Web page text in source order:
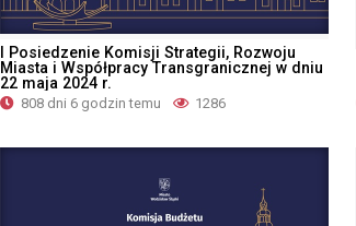
I Posiedzenie Komisji Strategii, Rozwoju
Miasta i Współpracy Transgranicznej w dniu
22 maja 2024 r.
808 dni 6 godzin temu 1286